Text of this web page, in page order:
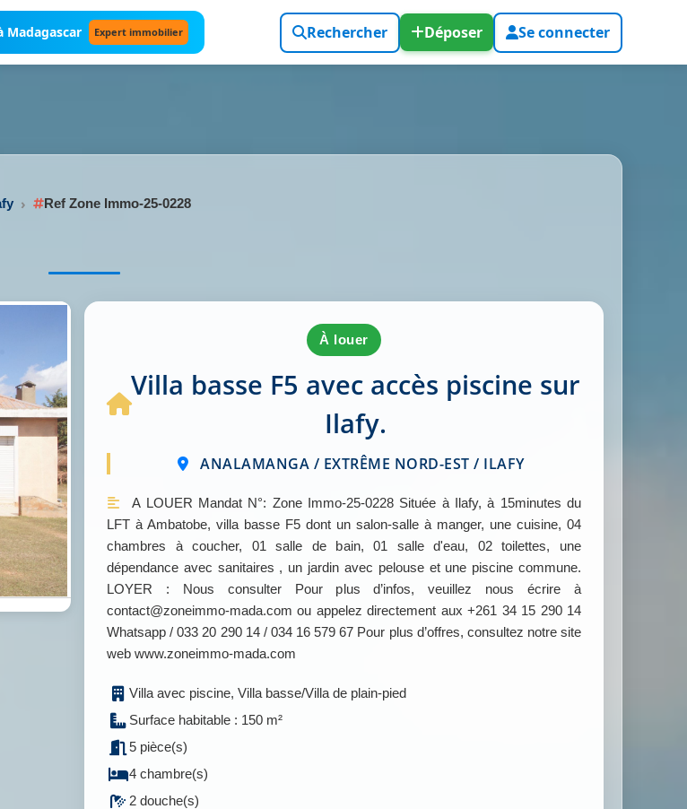
Madagascar Expert immobilier Rechercher Déposer Se connecter
Ref Zone Immo-25-0228
à louer
Villa basse F5 avec accès piscine sur
Ilafy.
ANALAMANGA / EXTRÊME NORD-EST / ILAFY
A LOUER Mandat N°: Zone Immo-25-0228 Située à Ilafy, à 15minutes du
LFT à Ambatobe, villa basse F5 dont un salon-salle à manger, une cuisine, 04
chambres à coucher, 01 salle de bain, 01 salle d'eau, 02 toilettes, une
dépendance avec sanitaires , un jardin avec pelouse et une piscine commune.
LOYER : Nous consulter Pour plus d’infos, veuillez nous écrire à
contact@zoneimmo-mada.com ou appelez directement aux +261 34 15 290 14
Whatsapp / 033 20 290 14 / 034 16 579 67 Pour plus d’offres, consultez notre site
web www.zoneimmo-mada.com
Villa avec piscine, Villa basse/Villa de plain-pied
Surface habitable : 150 m²
5 pièce(s)
4 chambre(s)
2 douche(s)